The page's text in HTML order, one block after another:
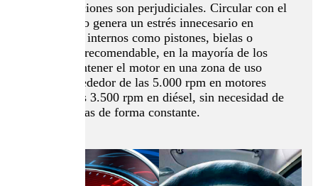
Ambas situaciones son perjudiciales. Circular con el
motor forzado genera un estrés innecesario en
componentes internos como pistones, bielas o
cigüeñal. Lo recomendable, en la mayoría de los
casos, es mantener el motor en una zona de uso
eficiente: alrededor de las 5.000 rpm en motores
gasolina y las 3.500 rpm en diésel, sin necesidad de
apurar marchas de forma constante.